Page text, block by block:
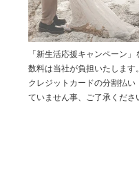
「新生活応援キャンペーン
数料は当社が負担いたします。
クレジットカードの分割払
ていません事、ご了承くださ